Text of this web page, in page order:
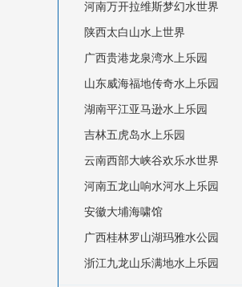
河南万开拉维斯梦幻水世界
陕西太白山水上世界
广西贵港龙泉湾水上乐园
山东威海福地传奇水上乐园
湖南平江亚马逊水上乐园
吉林五虎岛水上乐园
云南西部大峡谷欢乐水世界
河南五龙山响水河水上乐园
安徽大埔海啸馆
广西桂林罗山湖玛雅水公园
浙江九龙山乐满地水上乐园